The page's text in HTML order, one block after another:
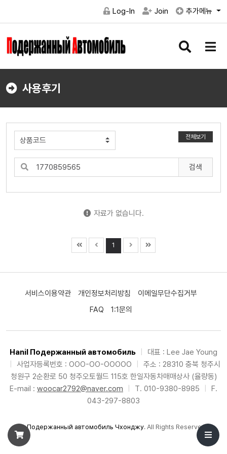
Log-In Join 추가메뉴
검
버
메
버
사용후기
전체보기
검색
자료가 없습니다.
1
서비스이용약관 개인정보처리방침
이메일무단수집거부
FAQ
1:1문의
Hanil Подержанный автомобиль
대표 : Lee Jae Young
사업자등록번호 : OOO-OO-OOOOO
주소 : 28310 충북 청주시
청원구 2순환로 50 청주오토월드 115호 한일자동차매매상사 (율량동)
E-mail : woocar2792@naver.com T. 010-9380-8985
F.
043-297-8803
©Подержанный автомобиль Чхонджу. All Rights Reserved.